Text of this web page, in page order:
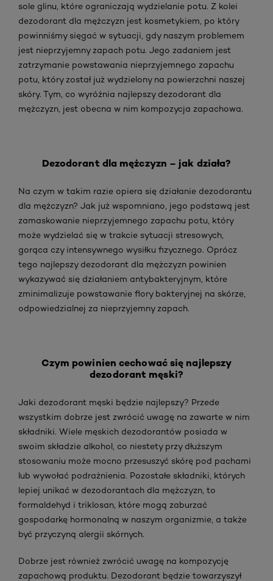
sole glinu, które ograniczają wydzielanie potu. Z kolei
dezodorant dla mężczyzn jest kosmetykiem, po który
powinniśmy sięgać w sytuacji, gdy naszym problemem
jest nieprzyjemny zapach potu. Jego zadaniem jest
zatrzymanie powstawania nieprzyjemnego zapachu
potu, który został już wydzielony na powierzchni naszej
skóry. Tym, co wyróżnia najlepszy dezodorant dla
mężczyzn, jest obecna w nim kompozycja zapachowa.
Dezodorant dla mężczyzn – jak działa?
Na czym w takim razie opiera się działanie dezodorantu
dla mężczyzn? Jak już wspomniano, jego podstawą jest
zamaskowanie nieprzyjemnego zapachu potu, który
może wydzielać się w trakcie sytuacji stresowych,
gorąca czy intensywnego wysiłku fizycznego. Oprócz
tego najlepszy dezodorant dla mężczyzn powinien
wykazywać się działaniem antybakteryjnym, które
zminimalizuje powstawanie flory bakteryjnej na skórze,
odpowiedzialnej za nieprzyjemny zapach.
Czym powinien cechować się najlepszy
dezodorant męski?
Jaki dezodorant męski będzie najlepszy? Przede
wszystkim dobrze jest zwrócić uwagę na zawarte w nim
składniki. Wiele męskich dezodorantów posiada w
swoim składzie alkohol, co niestety przy dłuższym
stosowaniu może mocno przesuszyć skórę pod pachami
lub wywołać podrażnienia. Pozostałe składniki, których
lepiej unikać w dezodorantach dla mężczyzn, to
formaldehyd i triklosan, które mogą zaburzać
gospodarkę hormonalną w naszym organizmie, a także
być przyczyną alergii skórnych.
Dobrze jest również zwrócić uwagę na kompozycję
zapachową produktu. Dezodorant będzie towarzyszył